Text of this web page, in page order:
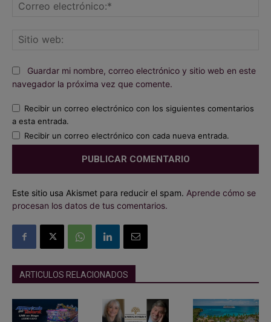
Guardar mi nombre, correo electrónico y sitio web en este
navegador la próxima vez que comente.
Recibir un correo electrónico con los siguientes comentarios
a esta entrada.
Recibir un correo electrónico con cada nueva entrada.
Este sitio usa Akismet para reducir el spam. Aprende cómo se
procesan los datos de tus comentarios.
ARTICULOS RELACIONADOS